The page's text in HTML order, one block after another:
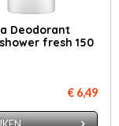
Deodorant
fresh 150
€ 6,49